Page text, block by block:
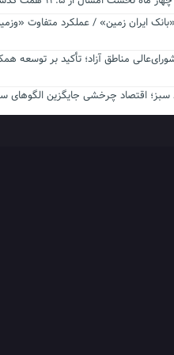
ایران زمین» / عملکرد متفاوت
مناطق آزاد؛ تأکید بر توسعه
سبز؛ اقتصاد چرخشی جایگزین الگوهای